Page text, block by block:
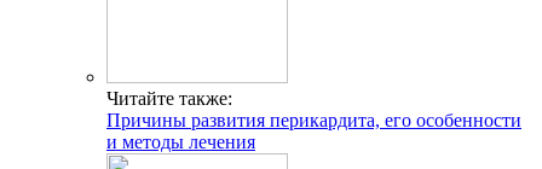
Читайте также:
Причины развития перикардита, его особенности
и методы лечения